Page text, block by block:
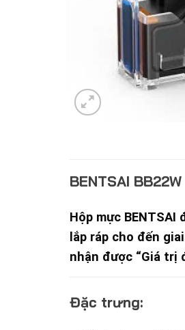
BENTSAI
Hộp mực
lắp ráp cho đến
nhận được “Giá trị
Đặc trưng: